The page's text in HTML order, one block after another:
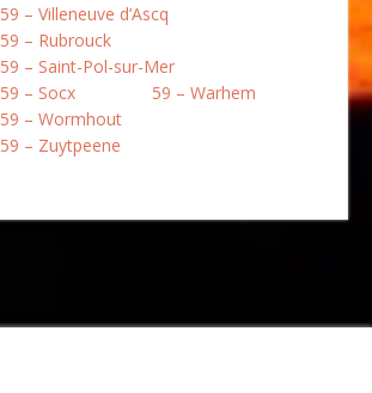
59 – Villeneuve d’Ascq
59 – Rubrouck
59 – Saint-Pol-sur-Mer
59 – Socx
59 – Warhem
59 – Wormhout
59 – Zuytpeene